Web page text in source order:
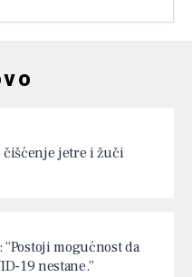
jetre i žuči
mogućnost da
19 nestane.”